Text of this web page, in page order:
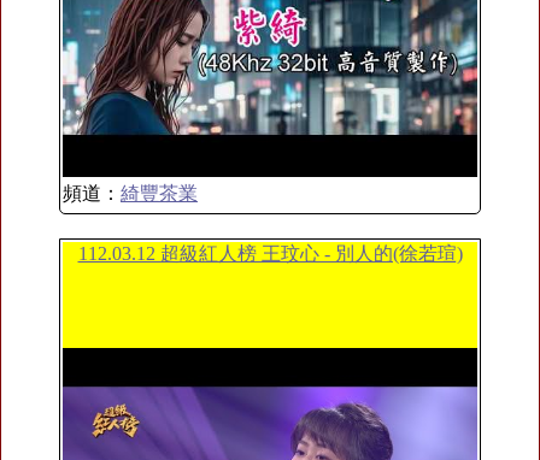
頻道： 綺豐茶業
112.03.12 超級紅人榜 王玟心 - 別人的(徐若瑄)